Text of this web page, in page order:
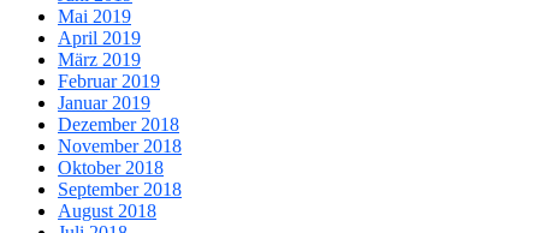
Mai 2019
April 2019
März 2019
Februar 2019
Januar 2019
Dezember 2018
November 2018
Oktober 2018
September 2018
August 2018